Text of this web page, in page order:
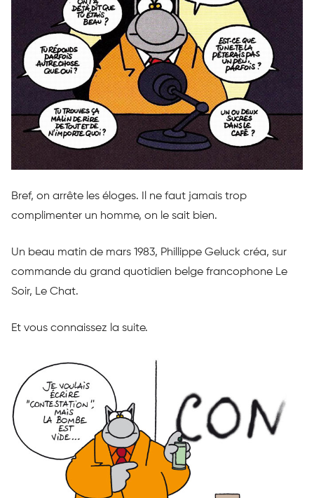
Bref, on arrête les éloges. Il ne faut jamais trop
complimenter un homme, on le sait bien.
Un beau matin de mars 1983, Phillippe Geluck créa, sur
commande du grand quotidien belge francophone Le
Soir, Le Chat.
Et vous connaissez la suite.